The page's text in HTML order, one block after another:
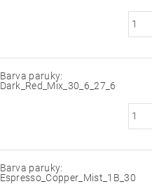
Barva paruky:
Dark_Red_Mix_30_6_27_6
Barva paruky:
Espresso_Copper_Mist_1B_30